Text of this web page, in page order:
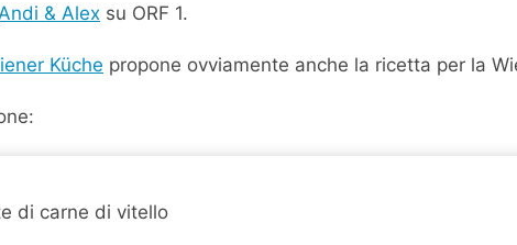
Andi & Alex su ORF 1.
Küche propone ovviamente anche la ricetta per la
di carne di vitello